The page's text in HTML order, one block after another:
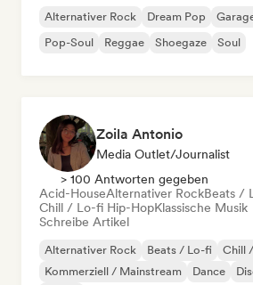
Alternativer Rock Dream Pop
Pop-Soul
Reggae Shoegaze Soul
Zoila Antonio
Media Outlet/Journalist
> 100 Antworten gegeben
Acid-HouseAlternativer RockBeats /
Chill / Lo-fi Hip-HopKlassische Musik
Schreibe Artikel
Alternativer Rock Beats / Lo-fi
Chill
Kommerziell / Mainstream
Dance